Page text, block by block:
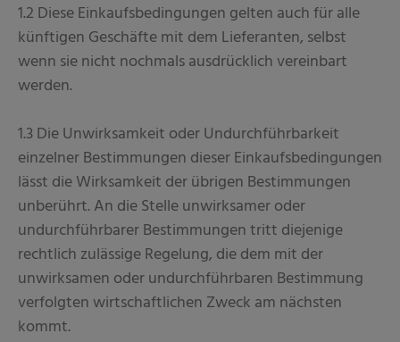
1.2 Diese Einkaufsbedingungen gelten auch für alle
künftigen Geschäfte mit dem Lieferanten, selbst
wenn sie nicht nochmals ausdrücklich vereinbart
werden.
1.3 Die Unwirksamkeit oder Undurchführbarkeit
einzelner Bestimmungen dieser Einkaufsbedingungen
lässt die Wirksamkeit der übrigen Bestimmungen
unberührt. An die Stelle unwirksamer oder
undurchführbarer Bestimmungen tritt diejenige
rechtlich zulässige Regelung, die dem mit der
unwirksamen oder undurchführbaren Bestimmung
verfolgten wirtschaftlichen Zweck am nächsten
kommt.